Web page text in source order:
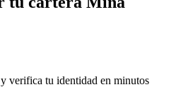
verifica tu identidad en minutos